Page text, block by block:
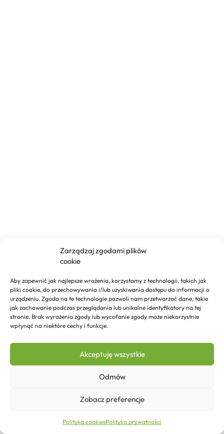
Zarządzaj zgodami plików
cookie
Aby zapewnić jak najlepsze wrażenia, korzystamy z technologii, takich jak
pliki cookie, do przechowywania i/lub uzyskiwania dostępu do informacji o
urządzeniu. Zgoda na te technologie pozwoli nam przetwarzać dane, takie
jak zachowanie podczas przeglądania lub unikalne identyfikatory na tej
stronie. Brak wyrażenia zgody lub wycofanie zgody może niekorzystnie
wpłynąć na niektóre cechy i funkcje.
Akceptuję wszystkie
Odmów
Zobacz preferencje
Polityka cookiesPolityka prywatności
Sklep Kontakt